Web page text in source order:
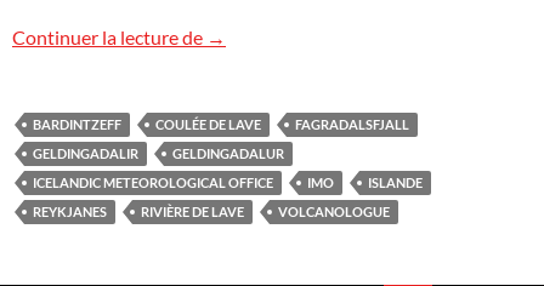
Continuer la lecture de Rivière de lave en Islande
→
BARDINTZEFF COULÉE DE LAVE
FAGRADALSFJALL
GELDINGADALIR
GELDINGADALUR
ICELANDIC METEOROLOGICAL OFFICE
IMO
ISLANDE
REYKJANES
RIVIÈRE DE LAVE VOLCANOLOGUE